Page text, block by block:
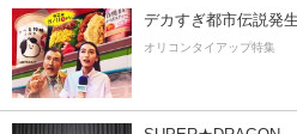
デカすぎ都市伝説発
オリコンタイアップ特集